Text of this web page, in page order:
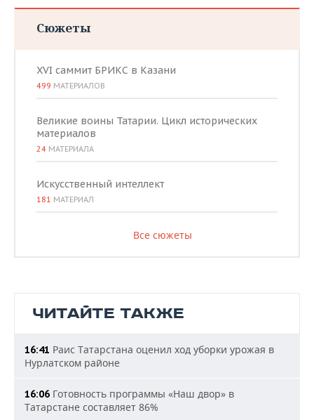
Сюжеты
XVI саммит БРИКС в Казани
499 МАТЕРИАЛОВ
Великие воины Татарии. Цикл исторических
материалов
24 МАТЕРИАЛА
Искусственный интеллект
181 МАТЕРИАЛ
Все сюжеты
ЧИТАЙТЕ ТАКЖЕ
16:41 Раис Татарстана оценил ход уборки урожая в
Нурлатском районе
16:06 Готовность программы «Наш двор» в
Татарстане составляет 86%